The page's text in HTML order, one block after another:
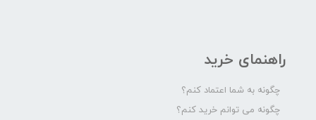
راهنمای خرید
چگونه به شما اعتماد کنم؟
چگونه می توانم خرید کنم؟